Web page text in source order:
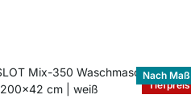
Tiefpreis
Nach Maß